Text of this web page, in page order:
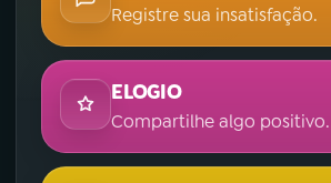
Registre sua insatisfação.
ELOGIO
Compartilhe algo positivo.